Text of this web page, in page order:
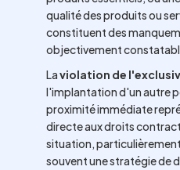
qualité des produits ou
constituent des
objectivement
Laviolation de
l'implantation d'un autre
proximité immédiate
directe aux droits
situation,
souvent une stratégie de